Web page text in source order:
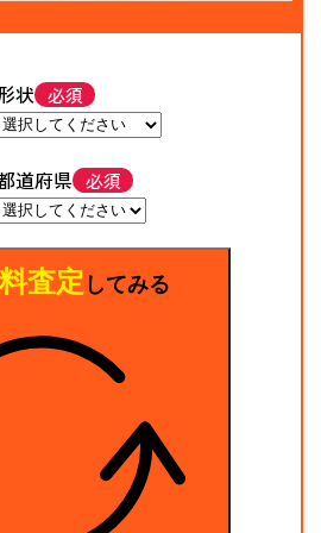
状
道府県
査定 してみる